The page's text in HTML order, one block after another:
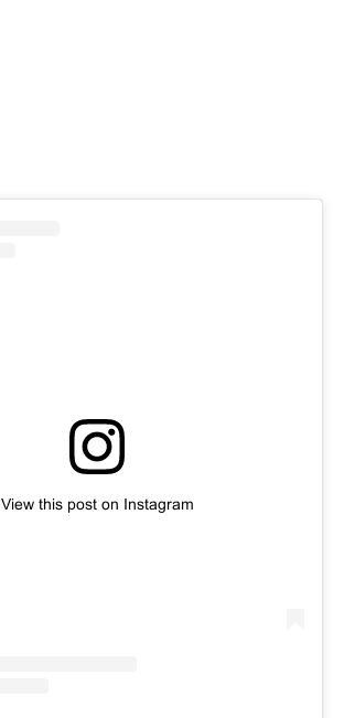
View this post on Instagram